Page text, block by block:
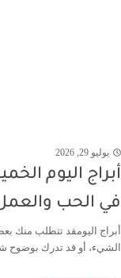
يوليو 29, 2026
في الحب
أبراج اليومقد تتطلب منك
الشيء، أو قد تدرك بوضوح